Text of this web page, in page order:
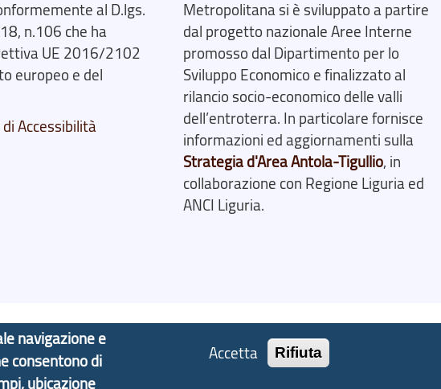
al D.lgs.
n.106 che ha
UE 2016/2102
europeo e del
Accessibilità
Metropolitana si è sviluppato a partire
dal progetto nazionale Aree Interne
promosso dal Dipartimento per lo
Sviluppo Economico e finalizzato al
rilancio socio-economico delle valli
dell’entroterra. In particolare fornisce
informazioni ed aggiornamenti sulla
Strategia d'Area Antola-Tigullio, in
collaborazione con Regione Liguria ed
ANCI Liguria.
navigazione e
consentono di
ubicazione
Accetta Rifiuta